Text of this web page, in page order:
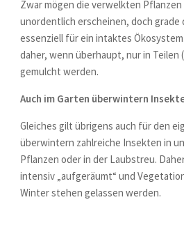
Zwar mögen die verwelkten
unordentlich erscheinen, doch grade
essenziell für ein intaktes
daher, wenn überhaupt, nur in Teilen
gemulcht werden.
Auch im Garten überwintern
Gleiches gilt übrigens auch für den
überwintern zahlreiche Insekten in
Pflanzen oder in der Laubstreu.
intensiv „aufgeräumt“ und
Winter stehen gelassen werden.